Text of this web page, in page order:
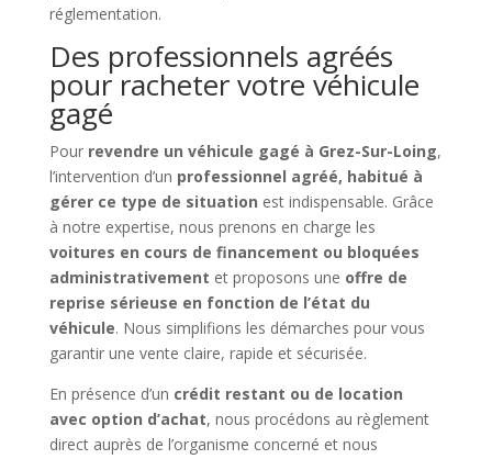
réglementation.
Des professionnels agréés
pour racheter votre véhicule
gagé
Pour revendre un véhicule gagé à Grez-Sur-Loing,
l’intervention d’un professionnel agréé, habitué à
gérer ce type de situation est indispensable. Grâce
à notre expertise, nous prenons en charge les
voitures en cours de financement ou bloquées
administrativement et proposons une offre de
reprise sérieuse en fonction de l’état du
véhicule. Nous simplifions les démarches pour vous
garantir une vente claire, rapide et sécurisée.
En présence d’un crédit restant ou de location
avec option d’achat, nous procédons au règlement
direct auprès de l’organisme concerné et nous